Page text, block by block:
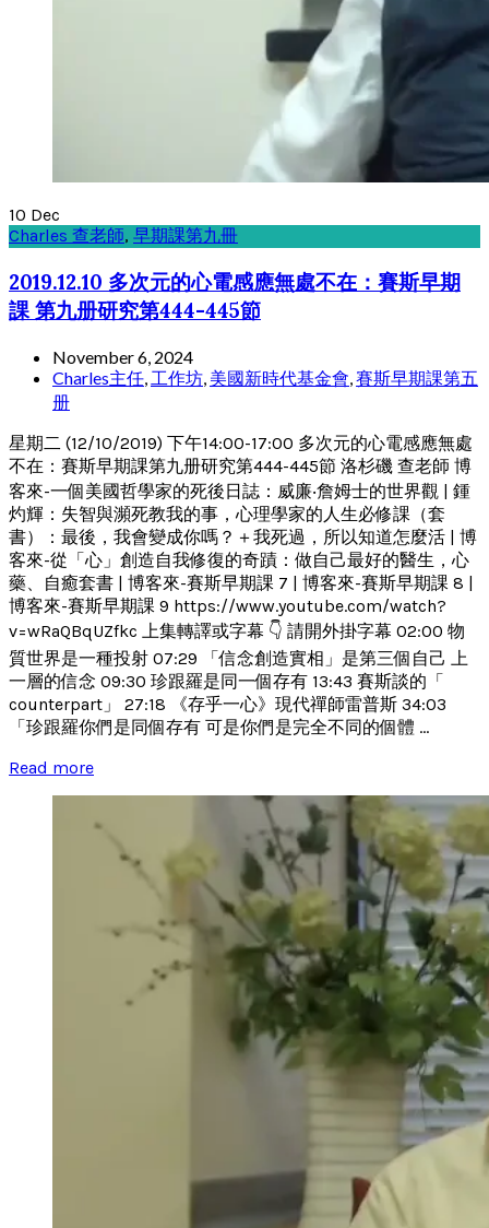
10 Dec
Charles 查老師, 早期課第九冊
2019.12.10 多次元的心電感應無處不在：賽斯早期
課 第九册研究第444-445節
November 6, 2024
Charles主任 工作坊 美國新時代基金會 賽斯早期課第五
册
星期二 (12/10/2019) 下午14:00-17:00 多次元的心電感應無處
不在：賽斯早期課第九册研究第444-445節 洛杉磯 查老師 博
客來-一個美國哲學家的死後日誌：威廉‧詹姆士的世界觀 | 鍾
灼輝：失智與瀕死教我的事，心理學家的人生必修課（套
書）：最後，我會變成你嗎？＋我死過，所以知道怎麼活 | 博
客來-從「心」創造自我修復的奇蹟：做自己最好的醫生，心
藥、自癒套書 | 博客來-賽斯早期課 7 | 博客來-賽斯早期課 8 |
博客來-賽斯早期課 9 https://www.youtube.com/watch?
v=wRaQBqUZfkc 上集轉譯或字幕 👇 請開外掛字幕 02:00 物
質世界是一種投射 07:29 「信念創造實相」是第三個自己 上
一層的信念 09:30 珍跟羅是同一個存有 13:43 賽斯談的「
counterpart」 27:18 《存乎一心》現代禪師雷普斯 34:03
「珍跟羅你們是同個存有 可是你們是完全不同的個體 ...
Read more